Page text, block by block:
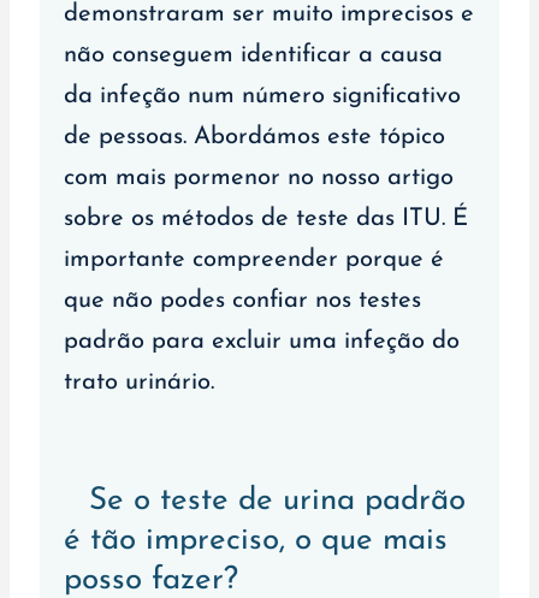
demonstraram ser muito imprecisos e
não conseguem identificar a causa
da infeção num número significativo
de pessoas. Abordámos este tópico
com mais pormenor no nosso artigo
sobre os métodos de teste das ITU. É
importante compreender porque é
que não podes confiar nos testes
padrão para excluir uma infeção do
trato urinário.
Se o teste de urina padrão
é tão impreciso, o que mais
posso fazer?